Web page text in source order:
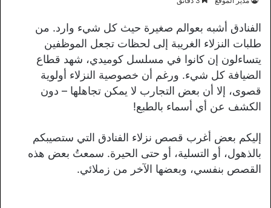
الفنادق أشبه بعوالم صغيرة حيث كل شيء وارد. من
طلبات النزلاء الغريبة إلى لحظات تجعل الموظفين
يتساءلون إن كانوا في مسلسل كوميدي، شهد قطاع
الضيافة كل شيء. ورغم أن خصوصية النزلاء أولوية
قصوى، إلا أن بعض التجارب لا يمكن تجاهلها – دون
الكشف عن أي أسماء بالطبع!
إليكم بعض أغرب قصص نزلاء الفنادق التي ستصيبكم
بالذهول، أو التسلية، أو حتى الحيرة. سمعتُ بعض هذه
القصص بنفسي، وبعضها الآخر من زملائي.